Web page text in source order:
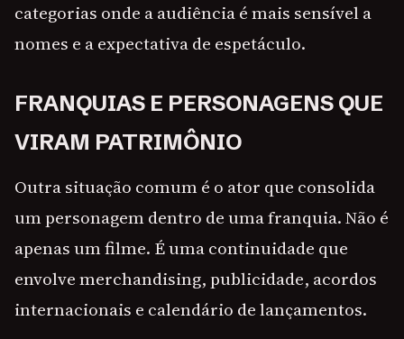
categorias onde a audiência é mais sensível a
nomes e a expectativa de espetáculo.
FRANQUIAS E PERSONAGENS QUE
VIRAM PATRIMÔNIO
Outra situação comum é o ator que consolida
um personagem dentro de uma franquia. Não é
apenas um filme. É uma continuidade que
envolve merchandising, publicidade, acordos
internacionais e calendário de lançamentos.